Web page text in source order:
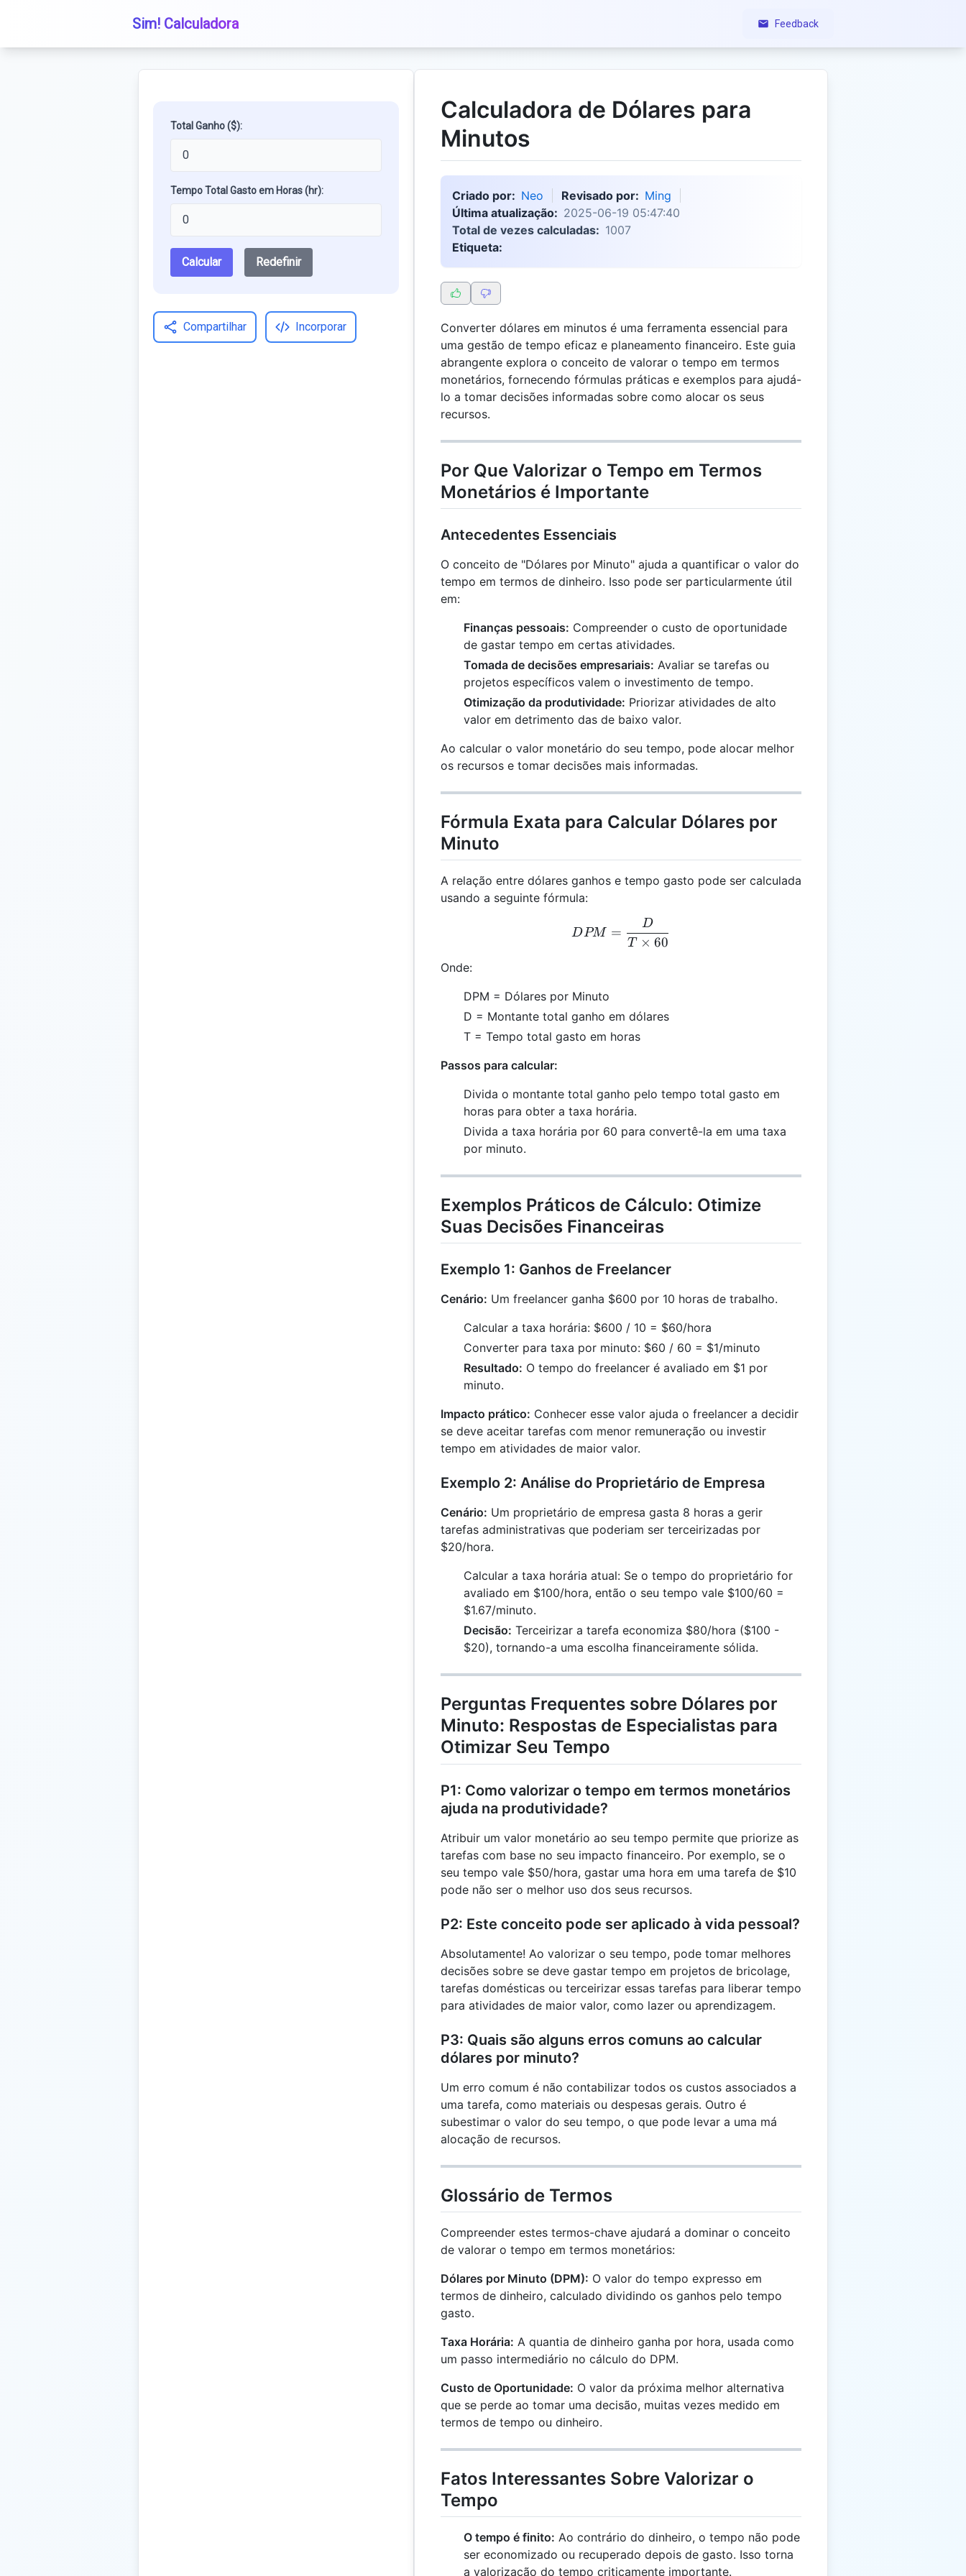
Sim! Calculadora Feedback
Total Ganho ($):
Tempo Total Gasto em Horas (hr):
Calcular Redefinir
Compartilhar Incorporar
Calculadora de Dólares para
Minutos
Criado por: Neo Revisado por: Ming
Última atualização: 2025-06-19 05:47:40
Total de vezes calculadas: 1007
Etiqueta:
Converter dólares em minutos é uma ferramenta essencial para
uma gestão de tempo eficaz e planeamento financeiro. Este guia
abrangente explora o conceito de valorar o tempo em termos
monetários, fornecendo fórmulas práticas e exemplos para ajudá-
lo a tomar decisões informadas sobre como alocar os seus
recursos.
Por Que Valorizar o Tempo em Termos
Monetários é Importante
Antecedentes Essenciais
O conceito de "Dólares por Minuto" ajuda a quantificar o valor do
tempo em termos de dinheiro. Isso pode ser particularmente útil
em:
Finanças pessoais: Compreender o custo de oportunidade
de gastar tempo em certas atividades.
Tomada de decisões empresariais: Avaliar se tarefas ou
projetos específicos valem o investimento de tempo.
Otimização da produtividade: Priorizar atividades de alto
valor em detrimento das de baixo valor.
Ao calcular o valor monetário do seu tempo, pode alocar melhor
os recursos e tomar decisões mais informadas.
Fórmula Exata para Calcular Dólares por
Minuto
A relação entre dólares ganhos e tempo gasto pode ser calculada
usando a seguinte fórmula:
DPM = \frac{D}{T \times 60}
DPM =
T × 60
D
Onde:
DPM = Dólares por Minuto
D = Montante total ganho em dólares
T = Tempo total gasto em horas
Passos para calcular:
Divida o montante total ganho pelo tempo total gasto em
horas para obter a taxa horária.
Divida a taxa horária por 60 para convertê-la em uma taxa
por minuto.
Exemplos Práticos de Cálculo: Otimize
Suas Decisões Financeiras
Exemplo 1: Ganhos de Freelancer
Cenário: Um freelancer ganha $600 por 10 horas de trabalho.
Calcular a taxa horária: $600 / 10 = $60/hora
Converter para taxa por minuto: $60 / 60 = $1/minuto
Resultado: O tempo do freelancer é avaliado em $1 por
minuto.
Impacto prático: Conhecer esse valor ajuda o freelancer a decidir
se deve aceitar tarefas com menor remuneração ou investir
tempo em atividades de maior valor.
Exemplo 2: Análise do Proprietário de Empresa
Cenário: Um proprietário de empresa gasta 8 horas a gerir
tarefas administrativas que poderiam ser terceirizadas por
$20/hora.
Calcular a taxa horária atual: Se o tempo do proprietário for
avaliado em $100/hora, então o seu tempo vale $100/60 =
$1.67/minuto.
Decisão: Terceirizar a tarefa economiza $80/hora ($100 -
$20), tornando-a uma escolha financeiramente sólida.
Perguntas Frequentes sobre Dólares por
Minuto: Respostas de Especialistas para
Otimizar Seu Tempo
P1: Como valorizar o tempo em termos monetários
ajuda na produtividade?
Atribuir um valor monetário ao seu tempo permite que priorize as
tarefas com base no seu impacto financeiro. Por exemplo, se o
seu tempo vale $50/hora, gastar uma hora em uma tarefa de $10
pode não ser o melhor uso dos seus recursos.
P2: Este conceito pode ser aplicado à vida pessoal?
Absolutamente! Ao valorizar o seu tempo, pode tomar melhores
decisões sobre se deve gastar tempo em projetos de bricolage,
tarefas domésticas ou terceirizar essas tarefas para liberar tempo
para atividades de maior valor, como lazer ou aprendizagem.
P3: Quais são alguns erros comuns ao calcular
dólares por minuto?
Um erro comum é não contabilizar todos os custos associados a
uma tarefa, como materiais ou despesas gerais. Outro é
subestimar o valor do seu tempo, o que pode levar a uma má
alocação de recursos.
Glossário de Termos
Compreender estes termos-chave ajudará a dominar o conceito
de valorar o tempo em termos monetários:
Dólares por Minuto (DPM): O valor do tempo expresso em
termos de dinheiro, calculado dividindo os ganhos pelo tempo
gasto.
Taxa Horária: A quantia de dinheiro ganha por hora, usada como
um passo intermediário no cálculo do DPM.
Custo de Oportunidade: O valor da próxima melhor alternativa
que se perde ao tomar uma decisão, muitas vezes medido em
termos de tempo ou dinheiro.
Fatos Interessantes Sobre Valorizar o
Tempo
O tempo é finito: Ao contrário do dinheiro, o tempo não pode
ser economizado ou recuperado depois de gasto. Isso torna
a valorização do tempo criticamente importante.